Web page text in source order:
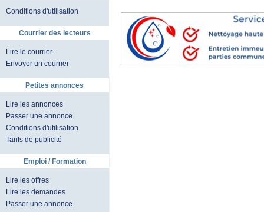
Conditions d'utilisation
Courrier des lecteurs
Lire le courrier
Envoyer un courrier
Petites annonces
Lire les annonces
Passer une annonce
Conditions d'utilisation
Tarifs de publicité
Emploi / Formation
Lire les offres
Lire les demandes
Passer une annonce